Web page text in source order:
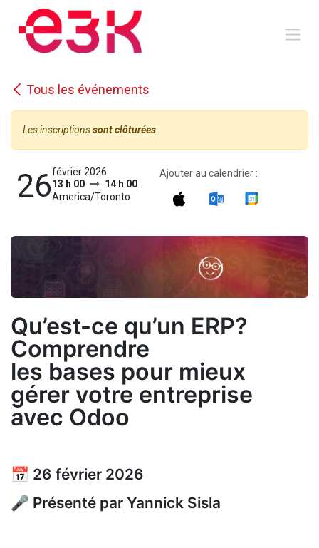
Se rendre au contenu
Tous les événements
Les inscriptionssont clôturées
26février 2026
13 h 00
14 h 00
America/Toronto
Ajouter au calendrier :
Qu’est-ce qu’un ERP?
Comprendre
les bases pour mieux
gérer votre entreprise
avec Odoo
📅 26 février 2026
🎤 Présenté par Yannick Sisla